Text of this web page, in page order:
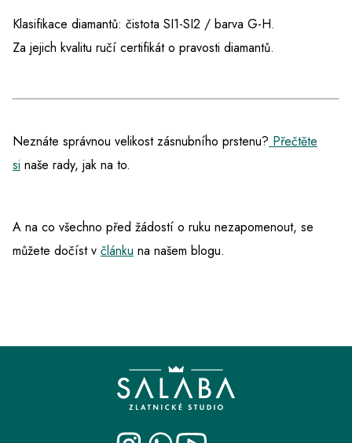
Klasifikace diamantů: čistota SI1-SI2 / barva G-H.
Za jejich kvalitu ručí certifikát o pravosti diamantů.
Neznáte správnou velikost zásnubního prstenu? Přečtěte
si naše rady, jak na to.
A na co všechno před žádostí o ruku nezapomenout, se
můžete dočíst v článku na našem blogu.